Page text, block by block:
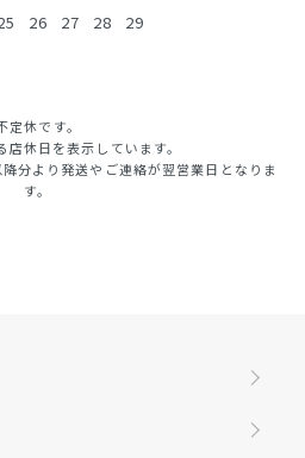
26 27 28
29
定休です。
店休日を表示しています。
分より発送やご連絡が翌営業日となりま
す。